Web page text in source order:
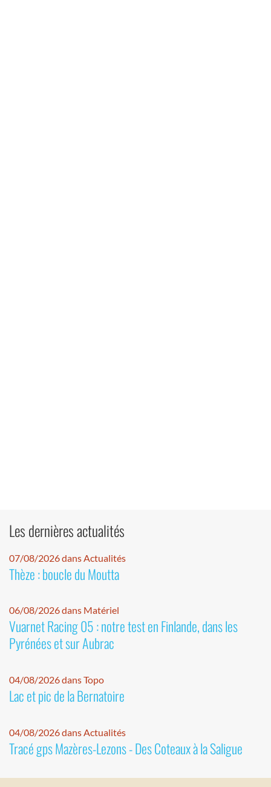
Les dernières actualités
07/08/2026 dans Actualités
Thèze : boucle du Moutta
06/08/2026 dans Matériel
Vuarnet Racing 05 : notre test en Finlande, dans les
Pyrénées et sur Aubrac
04/08/2026 dans Topo
Lac et pic de la Bernatoire
04/08/2026 dans Actualités
Tracé gps Mazères-Lezons - Des Coteaux à la Saligue